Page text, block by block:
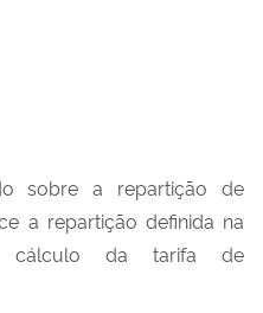
sobre a repartição de
a repartição definida na
da tarifa de